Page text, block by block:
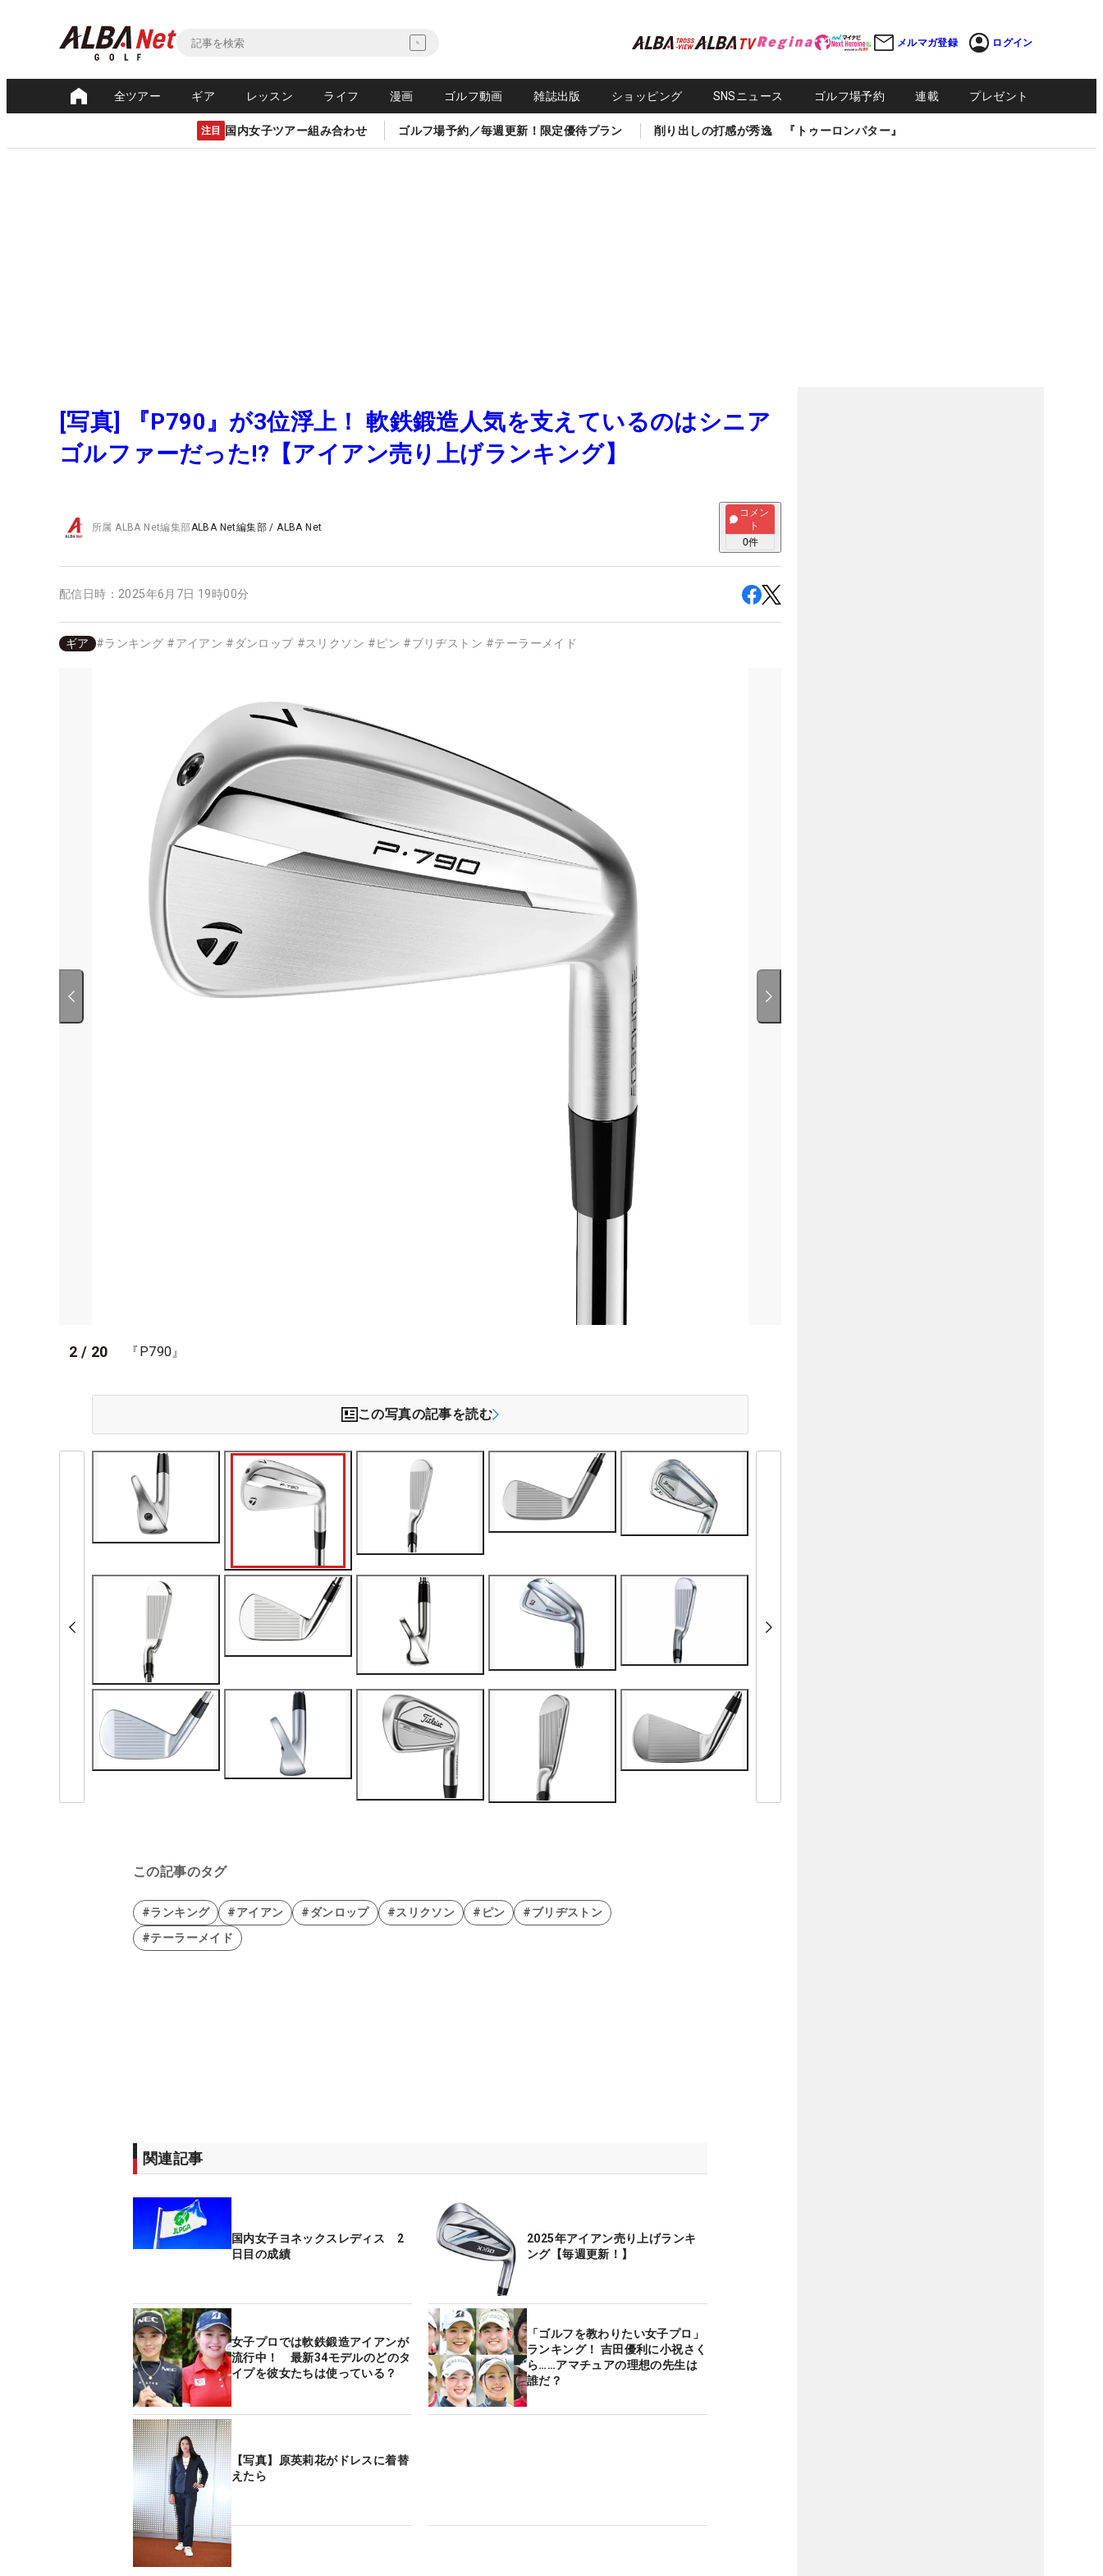
メルマガ登録 ログイン
全ツアー ギア レッスン ライフ 漫画 ゴルフ動画 雑誌出版 ショッピング SNSニュース ゴルフ場予約 連載 プレゼント
注目 国内女子ツアー組み合わせ ゴルフ場予約／毎週更新！限定優待プラン 削り出しの打感が秀逸 『トゥーロンパター』
[写真] 『P790』が3位浮上！ 軟鉄鍛造人気を支えているのはシニア
ゴルファーだった!?【アイアン売り上げランキング】
所属ALBA Net編集部ALBA Net編集部 /ALBA Net
コメン
ト
0件
配信日時： 2025年6月7日 19時00分
ギア #ランキング #アイアン # ダンロップ #スリクソン #ピン #ブリヂストン #テーラーメイド
2 / 20 『P790』
この写真の記事を読む
この記事のタグ
#ランキング #アイアン #ダンロップ #スリクソン #ピン
#ブリヂストン
#テーラーメイド
関連記事
国内女子ヨネックスレディス 2
日目の成績
2025年アイアン売り上げランキ
ング【毎週更新！】
女子プロでは軟鉄鍛造アイアンが
流行中！ 最新34モデルのどのタ
イプを彼女たちは使っている？
「ゴルフを教わりたい女子プロ」
ランキング！ 吉田優利に小祝さく
ら……アマチュアの理想の先生は
誰だ？
【写真】原英莉花がドレスに着替
えたら